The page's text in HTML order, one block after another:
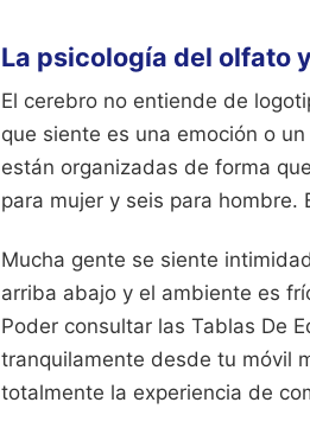
La psicología del olfato
El cerebro no entiende de
que siente es una emoción o
están organizadas de forma
para mujer y seis para hombre.
Mucha gente se siente
arriba abajo y el ambiente es
Poder consultar las Tablas De
tranquilamente desde tu móvil
totalmente la experiencia de